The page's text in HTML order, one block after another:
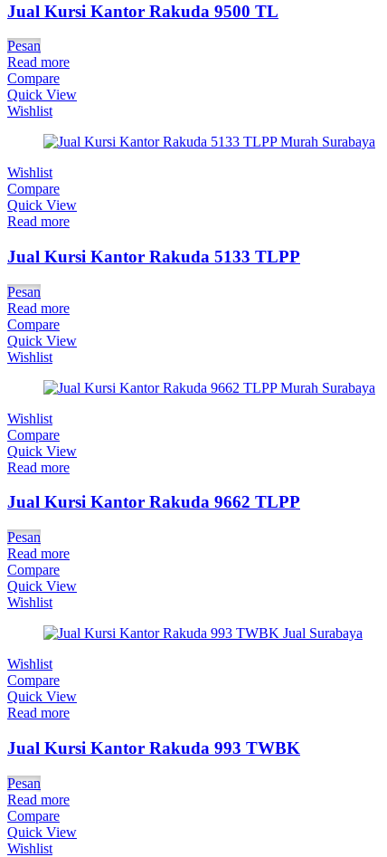
Jual Kursi Kantor Rakuda 9500 TL
Pesan
Read more
Compare
Quick View
Wishlist
Wishlist
Compare
Quick View
Read more
Jual Kursi Kantor Rakuda 5133 TLPP
Pesan
Read more
Compare
Quick View
Wishlist
Wishlist
Compare
Quick View
Read more
Jual Kursi Kantor Rakuda 9662 TLPP
Pesan
Read more
Compare
Quick View
Wishlist
Wishlist
Compare
Quick View
Read more
Jual Kursi Kantor Rakuda 993 TWBK
Pesan
Read more
Compare
Quick View
Wishlist